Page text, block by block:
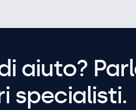
aiuto?
specialisti.